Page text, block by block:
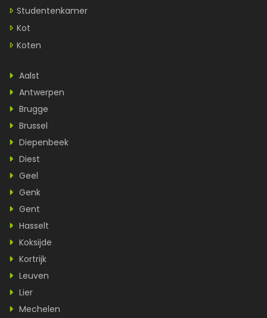
Studentenkamer
Kot
Koten
Aalst
Antwerpen
Brugge
Brussel
Diepenbeek
Diest
Geel
Genk
Gent
Hasselt
Koksijde
Kortrijk
Leuven
Lier
Mechelen